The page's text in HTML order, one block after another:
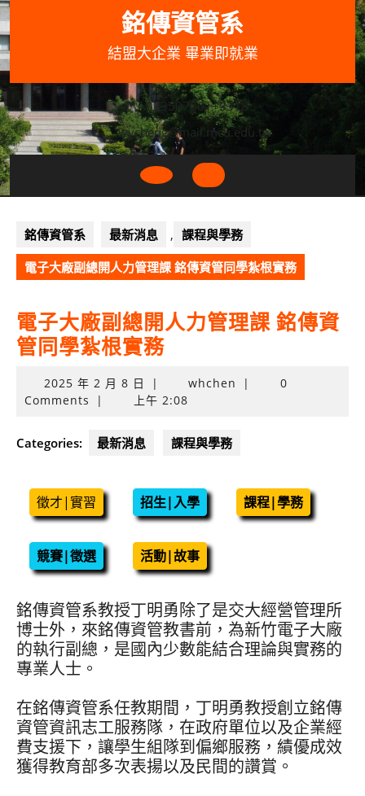
Skip
to
content
銘傳資管系
結盟大企業 畢業即就業
033507001+3318
wycheng@mail.mcu.edu.tw
Open
銘傳資管系
最新消息 , 課程與學務
電子大廠副總開人力管理課 銘傳資管同學紮根實務
電子大廠副總開人力管理課 銘傳資
管同學紮根實務
2025 年 2 月 8 日 2025
年
8
| whchen |
0
Comments
| 上午 2:08
Categories: 最新消息 課程與學務
徵才|實習 招生|入學 課程|學務
競賽|徵選 活動|故事
銘傳資管系教授丁明勇除了是交大經營管理所
博士外，來銘傳資管教書前，為新竹電子大廠
的執行副總，是國內少數能結合理論與實務的
專業人士。
在銘傳資管系任教期間，丁明勇教授創立銘傳
資管資訊志工服務隊，在政府單位以及企業經
費支援下，讓學生組隊到偏鄉服務，績優成效
獲得教育部多次表揚以及民間的讚賞。